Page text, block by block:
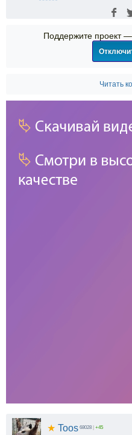
Поддержите проект
Читать
★ Toos 68028 | +45